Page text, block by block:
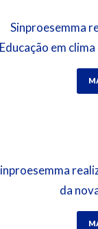
Sinproesemma
Educação em
da